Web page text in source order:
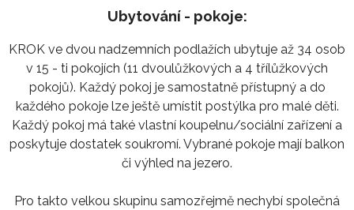
Ubytování - pokoje:
KROK ve dvou nadzemních podlažích ubytuje až 34 osob
v 15 - ti pokojích (11 dvoulůžkových a 4 třílůžkových
pokojů). Každý pokoj je samostatně přístupný a do
každého pokoje lze ještě umístit postýlka pro malé děti.
Každý pokoj má také vlastní koupelnu/sociální zařízení a
poskytuje dostatek soukromí. Vybrané pokoje mají balkon
či výhled na jezero.
Pro takto velkou skupinu samozřejmě nechybí společná